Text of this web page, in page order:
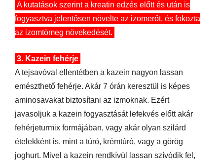
A kutatások szerint a kreatin edzés előtt és után is
fogyasztva jelentősen növelte az izomerőt, és fokozta
az izomtömeg növekedését.
3. Kazein fehérje
A tejsavóval ellentétben a kazein nagyon lassan
emészthető fehérje. Akár 7 órán keresztül is képes
aminosavakat biztosítani az izmoknak. Ezért
javasoljuk a kazein fogyasztását lefekvés előtt akár
fehérjeturmix formájában, vagy akár olyan szilárd
ételekként is, mint a túró, krémtúró, vagy a görög
joghurt. Mivel a kazein rendkívül lassan szívódik fel,